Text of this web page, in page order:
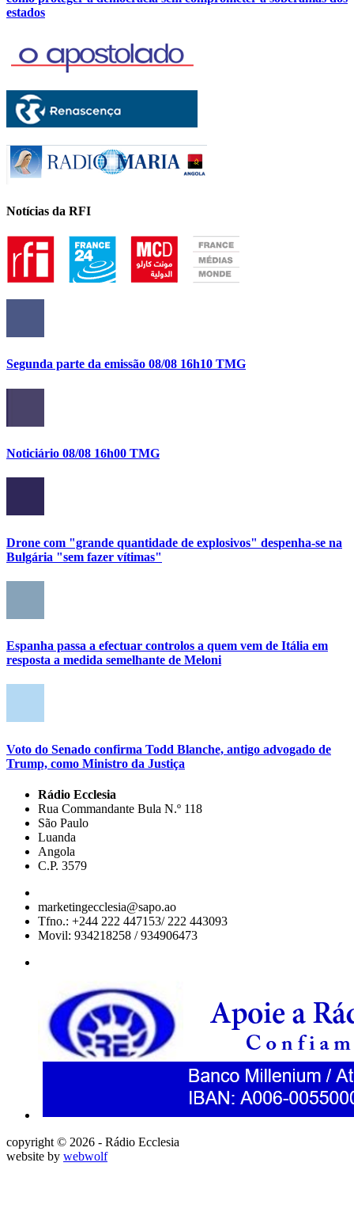
estados
Notícias da RFI
Segunda parte da emissão 08/08 16h10 TMG
Noticiário 08/08 16h00 TMG
Drone com "grande quantidade de explosivos" despenha-se na
Bulgária "sem fazer vítimas"
Espanha passa a efectuar controlos a quem vem de Itália em
resposta a medida semelhante de Meloni
Voto do Senado confirma Todd Blanche, antigo advogado de
Trump, como Ministro da Justiça
Rádio Ecclesia
Rua Commandante Bula N.º 118
São Paulo
Luanda
Angola
C.P. 3579
marketingecclesia@sapo.ao
Tfno.: +244 222 447153/ 222 443093
Movil: 934218258 / 934906473
copyright © 2026 - Rádio Ecclesia
website by webwolf